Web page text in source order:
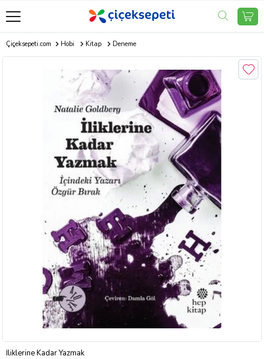
Çiçeksepeti.com Hobi Kitap Deneme
İliklerine Kadar Yazmak